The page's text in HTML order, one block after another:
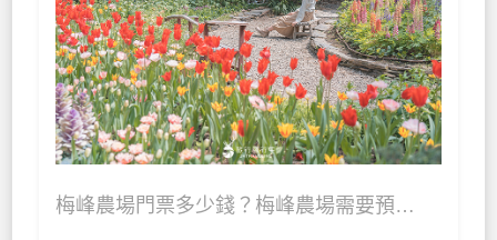
梅峰農場門票多少錢？梅峰農場需要預…